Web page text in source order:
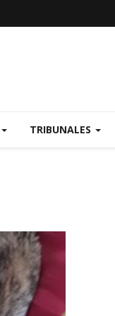
TRIBUNALES